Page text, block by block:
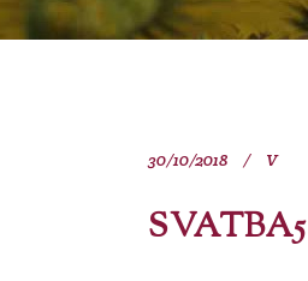
30/10/2018 V
SVATBA5